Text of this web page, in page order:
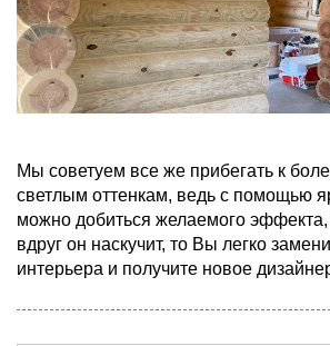
Мы советуем все же прибегать к
светлым оттенкам, ведь с помощью
можно добиться желаемого эффекта,
вдруг он наскучит, то Вы легко
интерьера и получите новое